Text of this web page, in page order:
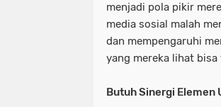
menjadi pola pikir
media sosial malah
dan mempengaruhi
yang mereka lihat
Butuh Sinergi Elemen